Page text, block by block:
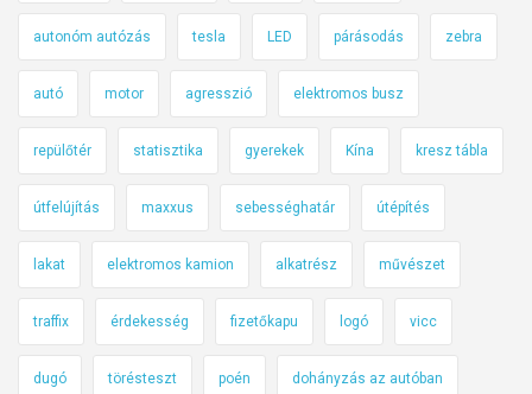
autonóm autózás tesla LED párásodás zebra
autó motor agresszió elektromos busz
repülőtér statisztika gyerekek Kína kresz tábla
útfelújítás maxxus sebességhatár útépítés
lakat elektromos kamion alkatrész művészet
traffix érdekesség fizetőkapu logó vicc
dugó törésteszt poén dohányzás az autóban